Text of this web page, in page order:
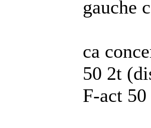
gauche
ca
50 2t
F-act